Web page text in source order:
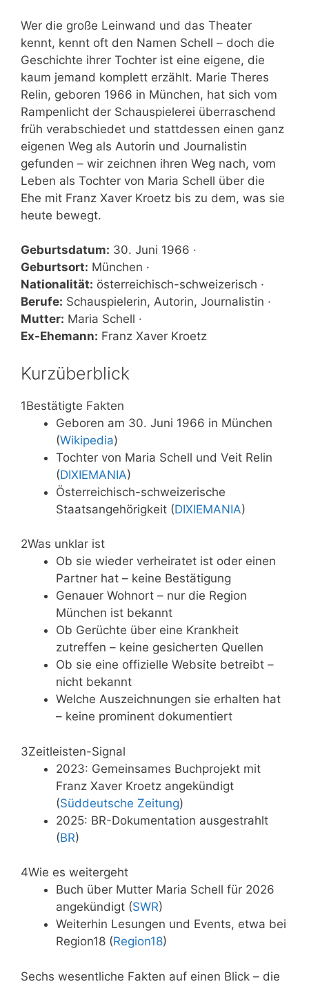
Wer die große Leinwand und das Theater
kennt, kennt oft den Namen Schell – doch die
Geschichte ihrer Tochter ist eine eigene, die
kaum jemand komplett erzählt. Marie Theres
Relin, geboren 1966 in München, hat sich vom
Rampenlicht der Schauspielerei überraschend
früh verabschiedet und stattdessen einen ganz
eigenen Weg als Autorin und Journalistin
gefunden – wir zeichnen ihren Weg nach, vom
Leben als Tochter von Maria Schell über die
Ehe mit Franz Xaver Kroetz bis zu dem, was sie
heute bewegt.
Geburtsdatum: 30. Juni 1966 ·
Geburtsort: München ·
Nationalität: österreichisch-schweizerisch ·
Berufe: Schauspielerin, Autorin, Journalistin ·
Mutter: Maria Schell ·
Ex-Ehemann: Franz Xaver Kroetz
Kurzüberblick
1Bestätigte Fakten
Geboren am 30. Juni 1966 in München
(Wikipedia)
Tochter von Maria Schell und Veit Relin
(DIXIEMANIA)
Österreichisch-schweizerische
Staatsangehörigkeit (DIXIEMANIA)
2Was unklar ist
Ob sie wieder verheiratet ist oder einen
Partner hat – keine Bestätigung
Genauer Wohnort – nur die Region
München ist bekannt
Ob Gerüchte über eine Krankheit
zutreffen – keine gesicherten Quellen
Ob sie eine offizielle Website betreibt –
nicht bekannt
Welche Auszeichnungen sie erhalten hat
– keine prominent dokumentiert
3Zeitleisten-Signal
2023: Gemeinsames Buchprojekt mit
Franz Xaver Kroetz angekündigt
(Süddeutsche Zeitung)
2025: BR-Dokumentation ausgestrahlt
(BR)
4Wie es weitergeht
Buch über Mutter Maria Schell für 2026
angekündigt (SWR)
Weiterhin Lesungen und Events, etwa bei
Region18 (Region18)
Sechs wesentliche Fakten auf einen Blick – die